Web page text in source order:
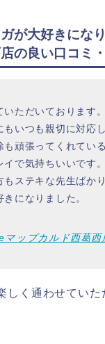
が大好きにな
の良い口コミ
いただいております
もいつも親切に対応
も頑張ってくれてい
イで気持ちいいです
もステキな先生ばか
になりました。
マップカルド西葛西
しく通わせていた